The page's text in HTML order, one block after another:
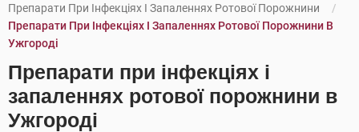
Препарати При Інфекціях І Запаленнях Ротової Порожнини
Препарати При Інфекціях І Запаленнях Ротової Порожнини В
Ужгороді
Препарати при інфекціях і
запаленнях ротової порожнини в
Ужгороді